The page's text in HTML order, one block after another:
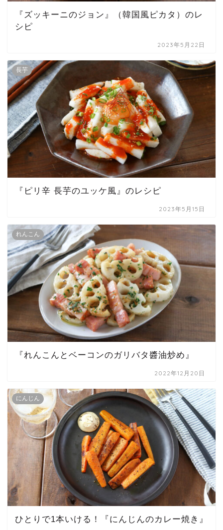
『ズッキーニのジョン』（韓国風ピカタ）のレ
シピ
2023年5月22日
長芋
『ピリ辛 長芋のユッケ風』のレシピ
2023年5月15日
れんこん
『れんこんとベーコンのガリバタ醬油炒め』
2022年12月20日
にんじん
ひとりで1本いける！『にんじんのカレー焼き』